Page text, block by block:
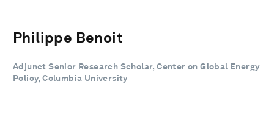
Philippe Benoit
Adjunct Senior Research Scholar, Center on Global Energy
Policy, Columbia University